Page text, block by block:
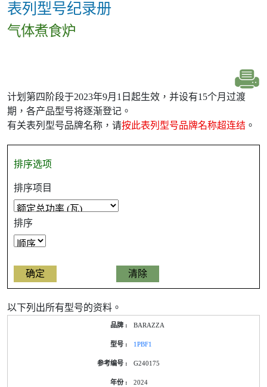
表列型号纪录册
气体煮食炉
计划第四阶段于2023年9月1日起生效，并设有15个月过渡
期，各产品型号将逐渐登记。
有关表列型号品牌名称，请按此表列型号品牌名称超连结 。
排序选项
排序项目
排序
以下列出所有型号的资料。
BARAZZA
1PBF1
G240175
2024